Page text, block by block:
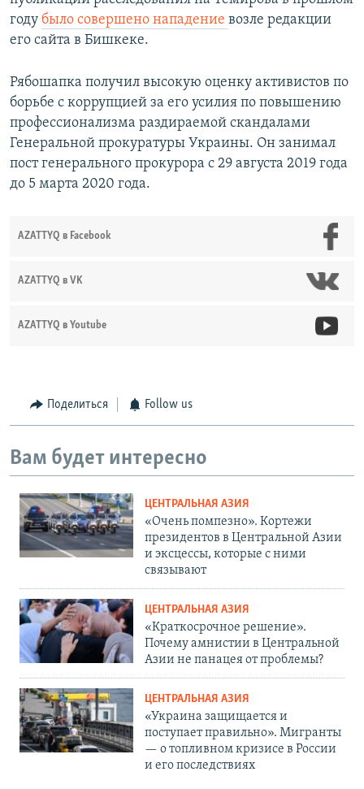
году было совершено нападение возле редакции
его сайта в Бишкеке.
Рябошапка получил высокую оценку активистов по
борьбе с коррупцией за его усилия по повышению
профессионализма раздираемой скандалами
Генеральной прокуратуры Украины. Он занимал
пост генерального прокурора с 29 августа 2019 года
до 5 марта 2020 года.
AZATTYQ в Facebook
AZATTYQ в VK
AZATTYQ в Youtube
Поделиться Follow us
Вам будет интересно
ЦЕНТРАЛЬНАЯ АЗИЯ
«Очень помпезно». Кортежи
президентов в Центральной Азии
и эксцессы, которые с ними
связывают
ЦЕНТРАЛЬНАЯ АЗИЯ
«Краткосрочное решение».
Почему амнистии в Центральной
Азии не панацея от проблемы?
ЦЕНТРАЛЬНАЯ АЗИЯ
«Украина защищается и
поступает правильно». Мигранты
— о топливном кризисе в России
и его последствиях